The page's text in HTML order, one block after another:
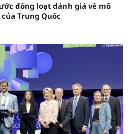
đồng loạt đánh giá về mô
Trung Quốc